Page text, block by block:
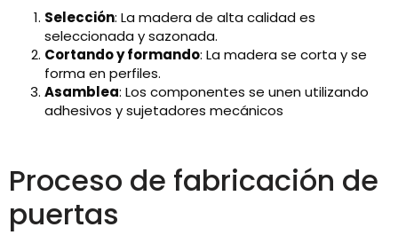
Selección: La madera de alta calidad es
seleccionada y sazonada.
Cortando y formando: La madera se corta y se
forma en perfiles.
Asamblea: Los componentes se unen utilizando
adhesivos y sujetadores mecánicos
Proceso de fabricación de
puertas